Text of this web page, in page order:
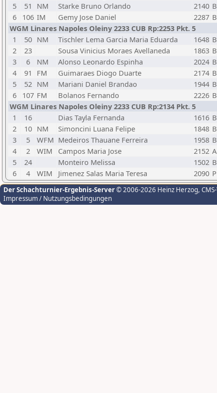
5
51 NM Starke Bruno Orlando 2140
6
106 IM Gemy Jose Daniel 2287
WGM Linares Napoles Oleiny 2233 CUB Rp:2253 Pkt. 5
1
50 NM Tischler Lema Garcia Maria Eduarda 1648
2
23 Sousa Vinicius Moraes Avellaneda 1863
3
6 NM Alonso Leonardo Espinha 2024
4
91 FM Guimaraes Diogo Duarte 2174
5
52 NM Mariani Daniel Brandao 1944
6
107 FM Bolanos Fernando 2226
WGM Linares Napoles Oleiny 2233 CUB Rp:2134 Pkt. 5
1
16 Dias Tayla Fernanda 1616
2
10 NM Simoncini Luana Felipe 1848
3
5 WFM Medeiros Thauane Ferreira 1958
4
2 WIM Campos Maria Jose 2152
5
24 Monteiro Melissa 1502
6
4 WIM Jimenez Salas Maria Teresa 2090
Der Schachturnier-Ergebnis-Server© 2006-2026 Heinz Herzog,
Impressum / Nutzungsbedingungen